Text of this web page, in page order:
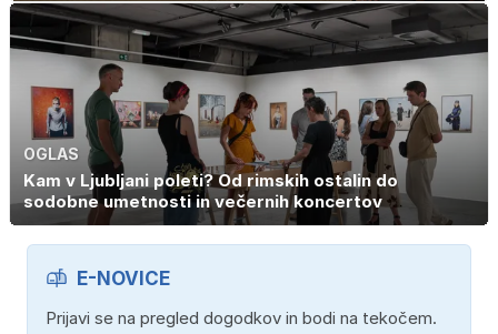
OGLAS
Kam v Ljubljani poleti? Od rimskih ostalin do
sodobne umetnosti in večernih koncertov
E-NOVICE
Prijavi se na pregled dogodkov in bodi na tekočem.